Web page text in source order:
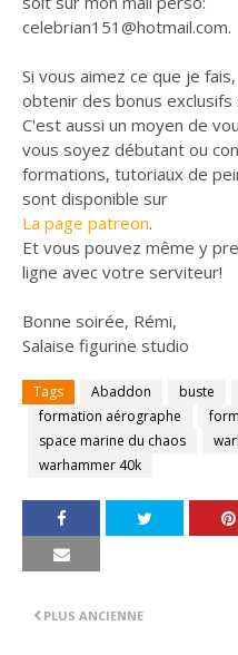
celebrian151@hotmail.com.
Si vous aimez ce que je
obtenir des bonus
C'est aussi un moyen de
vous soyez débutant ou
formations, tutoriaux de
sont disponible sur
La page patreon.
Et vous pouvez même y
ligne avec votre serviteur!
Bonne soirée, Rémi,
Salaise figurine studio
Tags Abaddon buste
formation aérographe
space marine du chaos
warhammer 40k
PLUS ANCIENNE